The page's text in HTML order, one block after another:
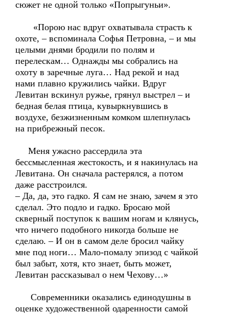
сюжет не одной только «Попрыгуньи».
«Порою нас вдруг охватывала страсть к
охоте, – вспоминала Софья Петровна, – и мы
целыми днями бродили по полям и
перелескам… Однажды мы собрались на
охоту в заречные луга… Над рекой и над
нами плавно кружились чайки. Вдруг
Левитан вскинул ружье, грянул выстрел – и
бедная белая птица, кувыркнувшись в
воздухе, безжизненным комком шлепнулась
на прибрежный песок.
Меня ужасно рассердила эта
бессмысленная жестокость, и я накинулась на
Левитана. Он сначала растерялся, а потом
даже расстроился.
– Да, да, это гадко. Я сам не знаю, зачем я это
сделал. Это подло и гадко. Бросаю мой
скверный поступок к вашим ногам и клянусь,
что ничего подобного никогда больше не
сделаю. – И он в самом деле бросил чайку
мне под ноги… Мало-помалу эпизод с чайкой
был забыт, хотя, кто знает, быть может,
Левитан рассказывал о нем Чехову…»
Современники оказались единодушны в
оценке художественной одаренности самой